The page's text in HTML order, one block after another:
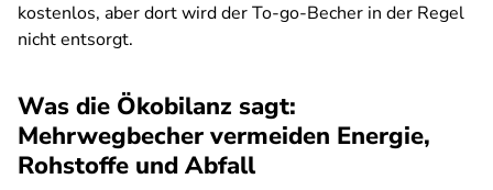
kostenlos, aber dort wird der To-go-Becher in der Regel
nicht entsorgt.
Was die Ökobilanz sagt:
Mehrwegbecher vermeiden Energie,
Rohstoffe und Abfall